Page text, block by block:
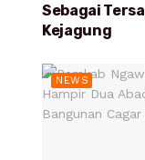
Sebagai
Kejagung
NEWS